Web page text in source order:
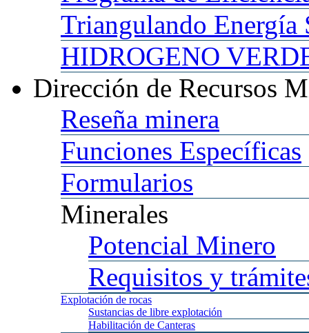
Triangulando Energía
HIDROGENO
Dirección de Recursos
Reseña minera
Funciones Específicas
Formularios
Minerales
Potencial Minero
Requisitos y
Explotación de rocas
Sustancias de libre explotación
Habilitación de Canteras